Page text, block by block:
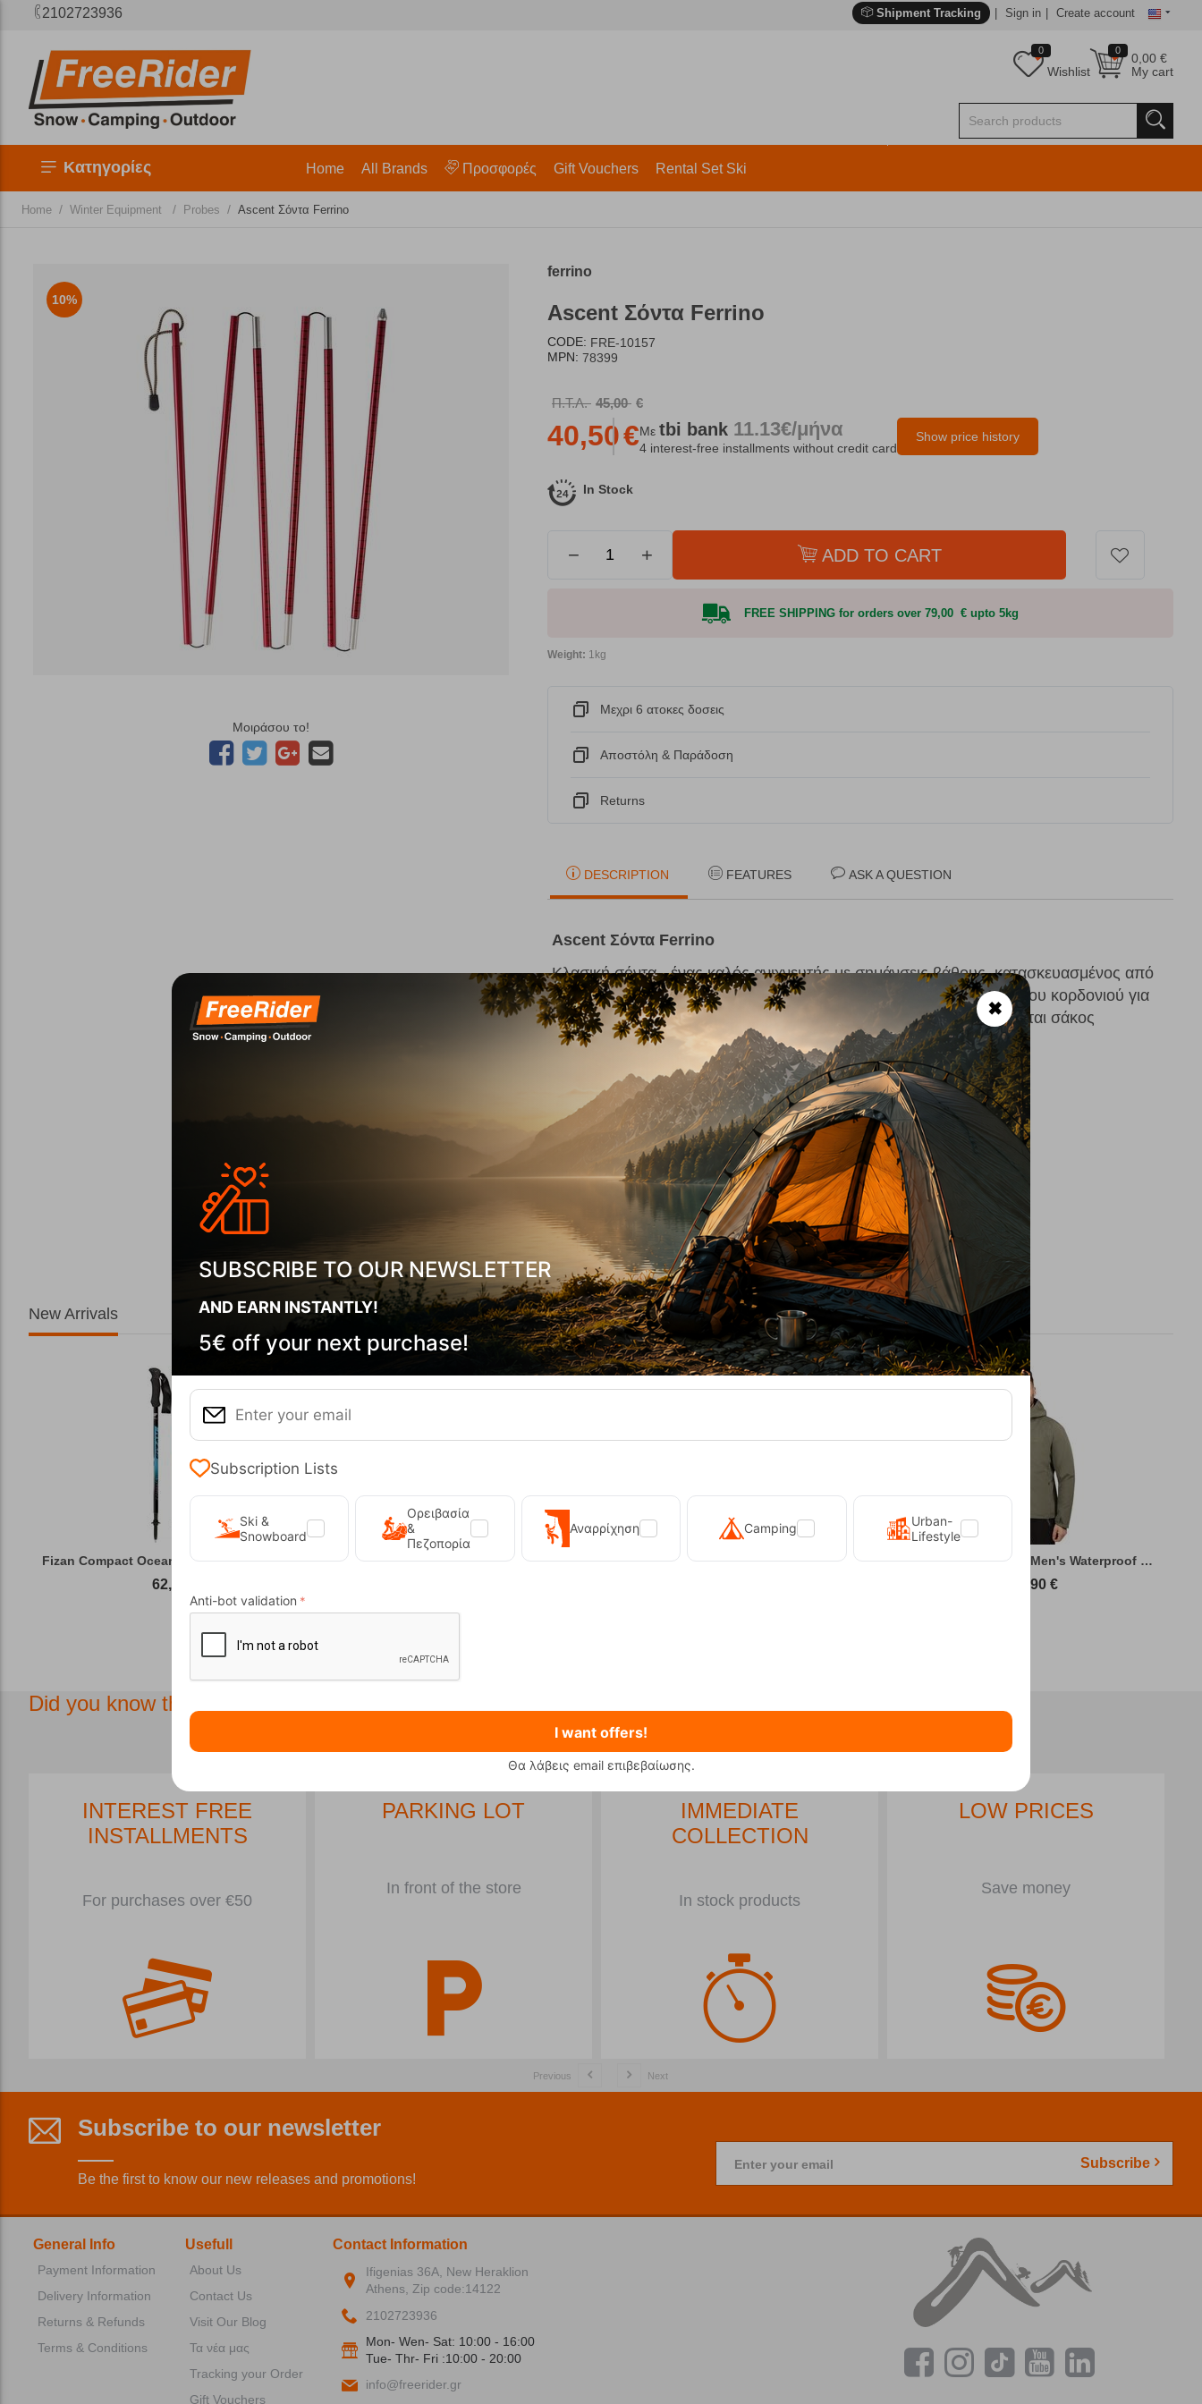
2102723936 Shipment Tracking Sign in Create account
0
0,00€
My cart
0
Wishlist
Κατηγορίες Home All Brands Προσφορές Gift Vouchers Rental Set Ski
Home / Winter Equipment / Probes / Ascent Σόντα Ferrino
10%
Μοιράσου το!
ferrino
Ascent Σόντα Ferrino
CODE: FRE-10157
MPN: 78399
Π.Τ.Λ. 45,00 €
Show price history
40,50€Με tbi bank 11.13€/μήνα
4 interest-free installments without credit card
In Stock
− + ADD TO CART
FREE SHIPPING for orders over 79,00 € upto 5kg
Weight: 1kg
Μεχρι 6 ατοκες δοσεις
Αποστόλη & Παράδοση
Returns
DESCRIPTION FEATURES ASK A QUESTION
Ascent Σόντα Ferrino
Κλασική σόντα - ένας καλός ανιχνευτής με σημάνσεις βάθους, κατασκευασμένος από
κράμα αλουμινίου. Χρησιμοποιεί ένα απλό σύστημα έλξης-χαλύβδινου κορδονιού για
συναρμολόγηση που εξοικονομεί πολύτιμο χρόνο. Συμπεριλαμβάνεται σάκος
συσκευασίας.
Από ανθεκτικό κράμα αλουμινίου.
Έξι σημεία των 38 cm
Βάρος: 270 g.
Μέγεθος συσκευασίας: 38 cm
Μήκος: 230 cm
New Arrivals
Fizan Compact Ocean Blue Telescopic Trekk...
62,50
Primus Winter Gas 230g Isobutane Gas Cart... Kilpi Sonna-M Black Men's Hiking Jacket Kilpi Sonna-M Green Men's Waterproof Hiki...
89,90 €
Did you know that in our store we have...
INTEREST FREE
INSTALLMENTS
For purchases over €50
PARKING LOT
In front of the store
IMMEDIATE
COLLECTION
In stock products
LOW PRICES
Save money
Previous Next
Subscribe to our newsletter
Be the first to know our new releases and promotions!
Enter your email Subscribe
✖
SUBSCRIBE TO OUR NEWSLETTER
AND EARN INSTANTLY!
5€ off your next purchase!
Subscription Lists
Ski &
Snowboard
Ορειβασία
&
Πεζοπορία
Αναρρίχηση Camping
Urban-
Lifestyle
Anti-bot validation
I want offers!
Θα λάβεις email επιβεβαίωσης.
General Info
Payment Information
Delivery Information
Returns & Refunds
Terms & Conditions
Usefull
About Us
Contact Us
Visit Our Blog
Τα νέα μας
Tracking your Order
Gift Vouchers
Contact Information
Ifigenias 36Α, New Heraklion
Athens, Zip code:14122
2102723936
Mon- Wen- Sat: 10:00 - 16:00
Tue- Thr- Fri :10:00 - 20:00
info@freerider.gr